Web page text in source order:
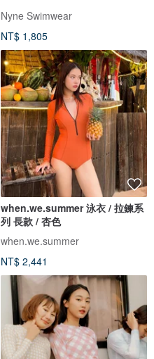
Nyne Swimwear
NT$ 1,805
when.we.summer 泳衣 / 拉鍊系
列 長款 / 杏色
when.we.summer
NT$ 2,441